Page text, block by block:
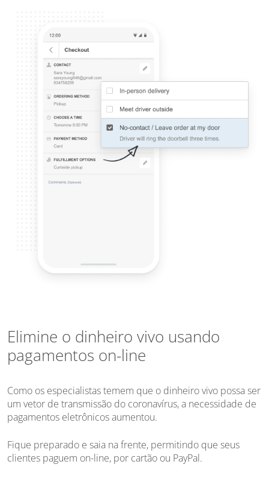
Elimine o dinheiro vivo usando
pagamentos on-line
Como os especialistas temem que o dinheiro vivo possa ser
um vetor de transmissão do coronavírus, a necessidade de
pagamentos eletrônicos aumentou.
Fique preparado e saia na frente, permitindo que seus
clientes paguem on-line, por cartão ou PayPal.